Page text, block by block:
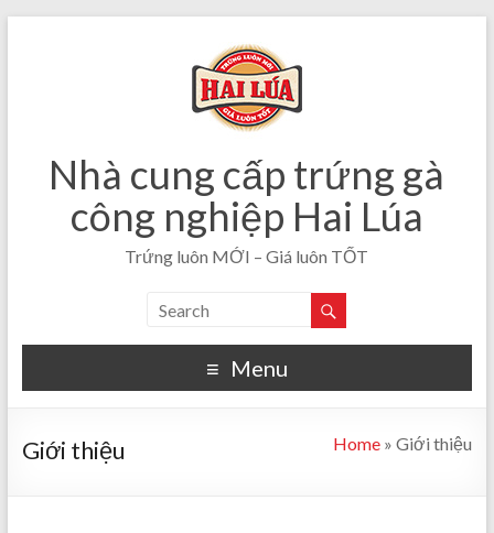
Nhà cung cấp trứng gà
công nghiệp Hai Lúa
Trứng luôn MỚI – Giá luôn TỐT
Menu
Giới thiệu Home »Giới thiệu